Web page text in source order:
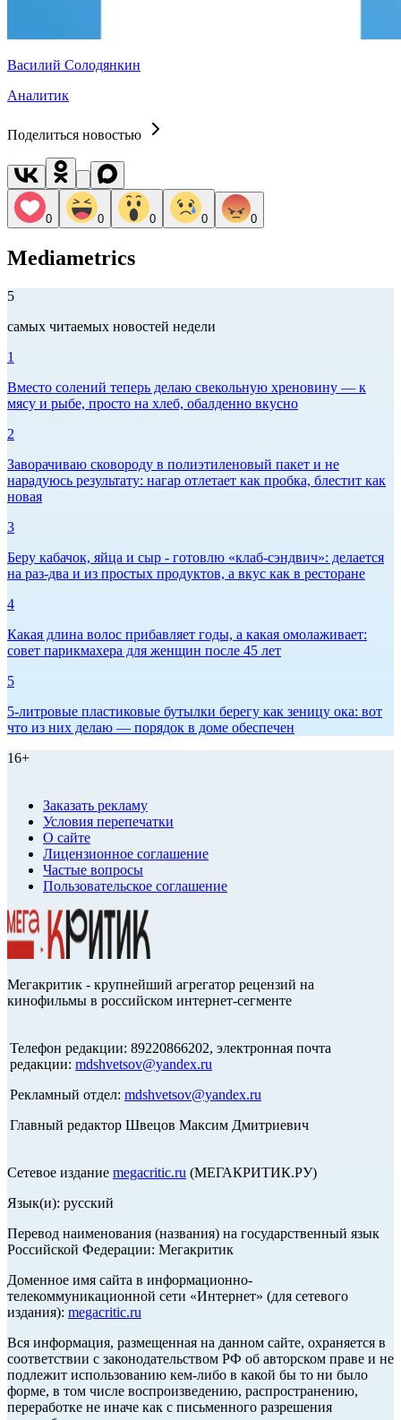
Василий Солодянкин
Аналитик
Поделиться новостью
0 0 0 0 0
Mediametrics
5
самых читаемых новостей недели
1
Вместо солений теперь делаю свекольную хреновину — к
мясу и рыбе, просто на хлеб, обалденно вкусно
2
Заворачиваю сковороду в полиэтиленовый пакет и не
нарадуюсь результату: нагар отлетает как пробка, блестит как
новая
3
Беру кабачок, яйца и сыр - готовлю «клаб-сэндвич»: делается
на раз-два и из простых продуктов, а вкус как в ресторане
4
Какая длина волос прибавляет годы, а какая омолаживает:
совет парикмахера для женщин после 45 лет
5
5-литровые пластиковые бутылки берегу как зеницу ока: вот
что из них делаю — порядок в доме обеспечен
16+
Заказать рекламу
Условия перепечатки
О сайте
Лицензионное соглашение
Частые вопросы
Пользовательское соглашение
Мегакритик - крупнейший агрегатор рецензий на
кинофильмы в российском интернет-сегменте
Телефон редакции: 89220866202, электронная почта
редакции: mdshvetsov@yandex.ru
Рекламный отдел: mdshvetsov@yandex.ru
Главный редактор Швецов Максим Дмитриевич
Сетевое издание megacritic.ru (МЕГАКРИТИК.РУ)
Язык(и): русский
Перевод наименования (названия) на государственный язык
Российской Федерации: Мегакритик
Доменное имя сайта в информационно-
телекоммуникационной сети «Интернет» (для сетевого
издания): megacritic.ru
Вся информация, размещенная на данном сайте, охраняется в
соответствии с законодательством РФ об авторском праве и не
подлежит использованию кем-либо в какой бы то ни было
форме, в том числе воспроизведению, распространению,
переработке не иначе как с письменного разрешения